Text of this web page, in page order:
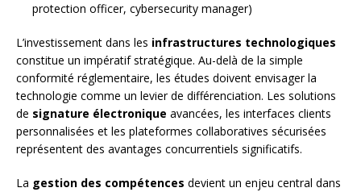
protection officer, cybersecurity manager)
L’investissement dans les infrastructures technologiques
constitue un impératif stratégique. Au-delà de la simple
conformité réglementaire, les études doivent envisager la
technologie comme un levier de différenciation. Les solutions
de signature électronique avancées, les interfaces clients
personnalisées et les plateformes collaboratives sécurisées
représentent des avantages concurrentiels significatifs.
La gestion des compétences devient un enjeu central dans